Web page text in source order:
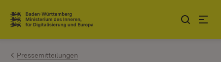
Zum Inhalt springen
Link zur Startseite
Pressemitteilungen